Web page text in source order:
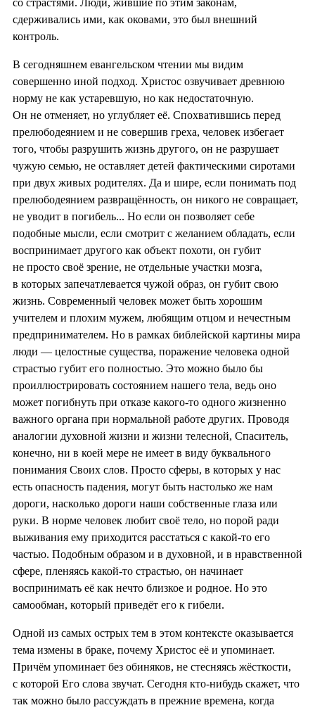
сдерживались ими, как оковами, это был внешний
контроль.
В сегодняшнем евангельском чтении мы видим
совершенно иной подход. Христос озвучивает древнюю
норму не как устаревшую, но как недостаточную.
Он не отменяет, но углубляет её. Спохватившись перед
прелюбодеянием и не совершив греха, человек избегает
того, чтобы разрушить жизнь другого, он не разрушает
чужую семью, не оставляет детей фактическими сиротами
при двух живых родителях. Да и шире, если понимать под
прелюбодеянием развращённость, он никого не совращает,
не уводит в погибель... Но если он позволяет себе
подобные мысли, если смотрит с желанием обладать, если
воспринимает другого как объект похоти, он губит
не просто своё зрение, не отдельные участки мозга,
в которых запечатлевается чужой образ, он губит свою
жизнь. Современный человек может быть хорошим
учителем и плохим мужем, любящим отцом и нечестным
предпринимателем. Но в рамках библейской картины мира
люди — целостные существа, поражение человека одной
страстью губит его полностью. Это можно было бы
проиллюстрировать состоянием нашего тела, ведь оно
может погибнуть при отказе какого-то одного жизненно
важного органа при нормальной работе других. Проводя
аналогии духовной жизни и жизни телесной, Спаситель,
конечно, ни в коей мере не имеет в виду буквального
понимания Своих слов. Просто сферы, в которых у нас
есть опасность падения, могут быть настолько же нам
дороги, насколько дороги наши собственные глаза или
руки. В норме человек любит своё тело, но порой ради
выживания ему приходится расстаться с какой-то его
частью. Подобным образом и в духовной, и в нравственной
сфере, пленяясь какой-то страстью, он начинает
воспринимать её как нечто близкое и родное. Но это
самообман, который приведёт его к гибели.
Одной из самых острых тем в этом контексте оказывается
тема измены в браке, почему Христос её и упоминает.
Причём упоминает без обиняков, не стесняясь жёсткости,
с которой Его слова звучат. Сегодня кто-нибудь скажет, что
так можно было рассуждать в прежние времена, когда